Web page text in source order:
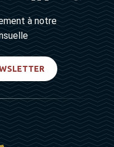
à notre